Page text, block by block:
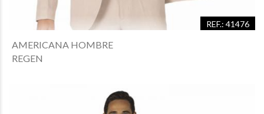
REF.: 41476
AMERICANA HOMBRE
REGEN